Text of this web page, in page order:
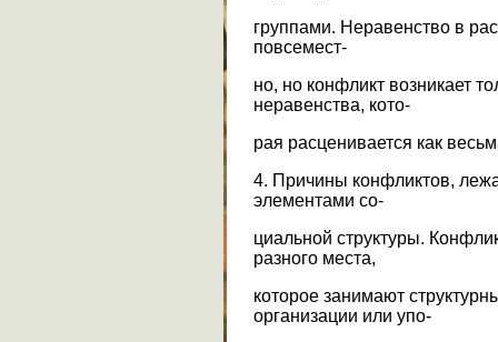
группами. Неравенство в
повсемест-
но, но конфликт возникает
неравенства, кото-
рая расценивается как
4. Причины конфликтов,
элементами со-
циальной структуры.
разного места,
которое занимают
организации или упо-